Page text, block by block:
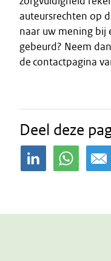
auteursrechten op
naar uw mening bij
gebeurd? Neem
de contactpagina
Deel deze